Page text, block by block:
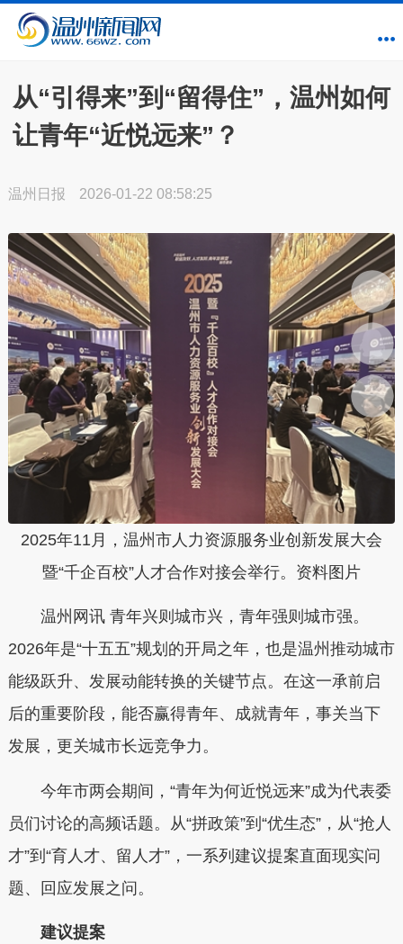
从“引得来”到“留得住”，温州如何
让青年“近悦远来”？
温州日报 2026-01-22 08:58:25
2025年11月，温州市人力资源服务业创新发展大会
暨“千企百校”人才合作对接会举行。资料图片
温州网讯 青年兴则城市兴，青年强则城市强。
2026年是“十五五”规划的开局之年，也是温州推动城市
能级跃升、发展动能转换的关键节点。在这一承前启
后的重要阶段，能否赢得青年、成就青年，事关当下
发展，更关城市长远竞争力。
今年市两会期间，“青年为何近悦远来”成为代表委
员们讨论的高频话题。从“拼政策”到“优生态”，从“抢人
才”到“育人才、留人才”，一系列建议提案直面现实问
题、回应发展之问。
建议提案